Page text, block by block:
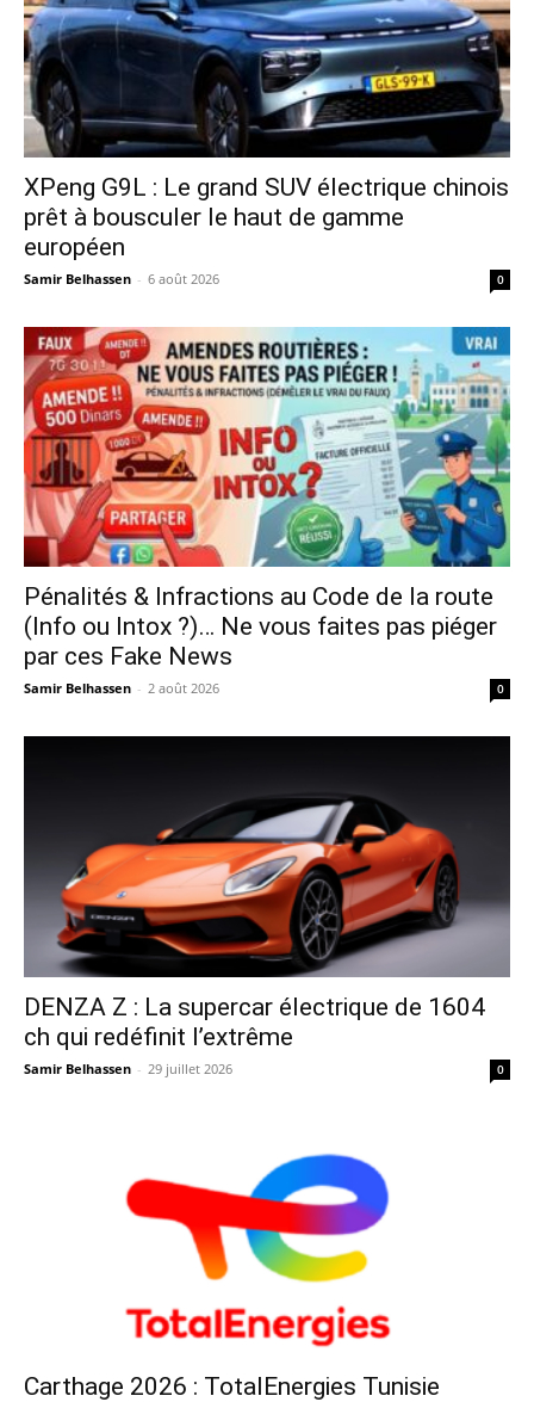
XPeng G9L : Le grand SUV électrique chinois
prêt à bousculer le haut de gamme
européen
Samir Belhassen - 6 août 2026 0
Pénalités & Infractions au Code de la route
(Info ou Intox ?)… Ne vous faites pas piéger
par ces Fake News
Samir Belhassen - 2 août 2026 0
DENZA Z : La supercar électrique de 1604
ch qui redéfinit l’extrême
Samir Belhassen - 29 juillet 2026 0
Carthage 2026 : TotalEnergies Tunisie